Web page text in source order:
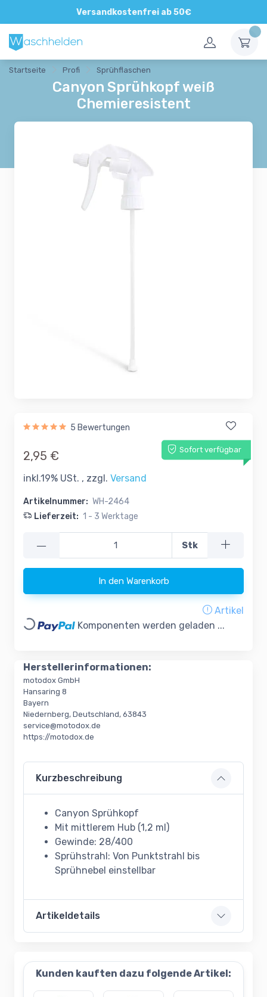
Versandkostenfrei ab 50€
Direkte und persönliche Beratung
Startseite Profi Sprühflaschen
Canyon Sprühkopf weiß
Chemieresistent
5 Bewertungen
Sofort verfügbar
2,95 €
inkl.19% USt. , zzgl. Versand
Artikelnummer: WH-2464
Lieferzeit: 1 - 3 Werktage
— Stk
In den Warenkorb
Artikel
Loading... Komponenten werden geladen ...
Herstellerinformationen:
motodox GmbH
Hansaring 8
Bayern
Niedernberg, Deutschland, 63843
service@motodox.de
https://motodox.de
Kurzbeschreibung
Canyon Sprühkopf
Mit mittlerem Hub (1,2 ml)
Gewinde: 28/400
Sprühstrahl: Von Punktstrahl bis
Sprühnebel einstellbar
Artikeldetails
Kunden kauften dazu folgende Artikel: